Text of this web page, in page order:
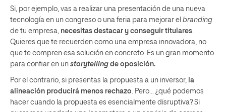
Si, por ejemplo, vas a realizar una presentación de una nueva
tecnología en un congreso o una feria para mejorar el branding
de tu empresa, necesitas destacar y conseguir titulares.
Quieres que te recuerden como una empresa innovadora, no
que te compren esa solución en concreto. Es un gran momento
para confiar en un storytelling de oposición.
Por el contrario, si presentas la propuesta a un inversor, la
alineación producirá menos rechazo. Pero… ¿qué podemos
hacer cuando la propuesta es esencialmente disruptiva? Si